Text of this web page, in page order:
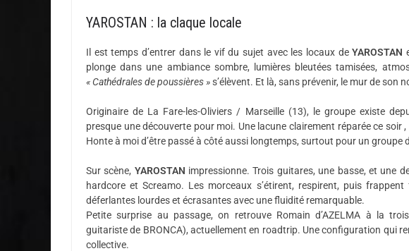
YAROSTAN : la claque locale
Il est temps d’entrer dans le vif du sujet avec les locaux deYAROSTAN
plonge dans une ambiance sombre, lumières bleutées tamisées,
« Cathédrales de poussières »s’élèvent. Et là, sans prévenir, le mur de son
Originaire de La Fare-les-Oliviers / Marseille (13), le groupe existe
presque une découverte pour moi. Une lacune clairement réparée ce
Honte à moi d’être passé à côté aussi longtemps, surtout pour un groupe
Sur scène, YAROSTAN impressionne. Trois guitares, une basse, et une
hardcore et Screamo. Les morceaux s’étirent, respirent, puis
déferlantes lourdes et écrasantes avec une fluidité remarquable.
Petite surprise au passage, on retrouve Romain d’AZELMA à la
guitariste de BRONCA), actuellement en roadtrip. Une configuration qui
collective.